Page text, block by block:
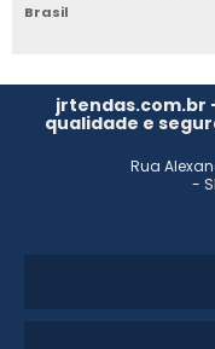
MONTAGEM STANDS
Brasil
jrtendas.com.br
qualidade e
Rua
-